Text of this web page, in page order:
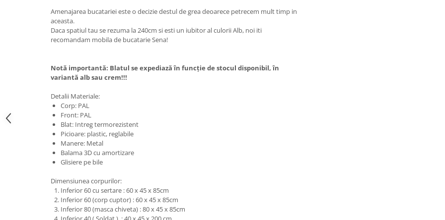
Amenajarea bucatariei este o decizie destul de grea deoarece petrecem mult timp in
aceasta.
Daca spatiul tau se rezuma la 240cm si esti un iubitor al culorii Alb, noi iti
recomandam mobila de bucatarie Sena!
Notă importantă: Blatul se expediază în funcție de stocul disponibil, în
variantă alb sau crem!!!
Detalii Materiale:
Corp: PAL
Front: PAL
Blat: Intreg termorezistent
Picioare: plastic, reglabile
Manere: Metal
Balama 3D cu amortizare
Glisiere pe bile
Dimensiunea corpurilor:
Inferior 60 cu sertare : 60 x 45 x 85cm
Inferior 60 (corp cuptor) : 60 x 45 x 85cm
Inferior 80 (masca chiveta) : 80 x 45 x 85cm